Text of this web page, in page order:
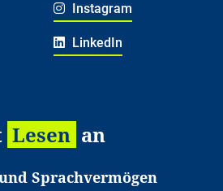
Instagram
LinkedIn
Lesen an
Sprachvermögen